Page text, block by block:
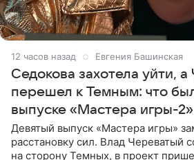
12 часов назад Евгения Башинская
Седокова захотела уйти,
перешел к Темным: что
выпуске «Мастера игры-2»
Девятый выпуск «Мастера игры»
расстановку сил. Влад Череватый
на сторону Темных, в проект